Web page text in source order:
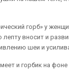
горб» у
вносит и
шеи и
и горбик на